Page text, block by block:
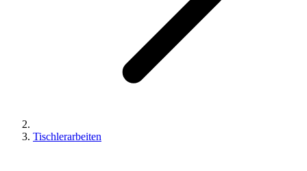
Tischlerarbeiten